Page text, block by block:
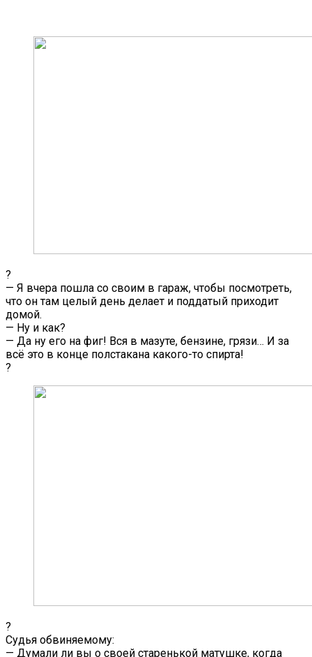
?
— Я вчера пошла со своим в гараж, чтобы посмотреть,
что он там целый день делает и поддатый приходит
домой.
— Ну и как?
— Да ну его на фиг! Вся в мазуте, бензине, грязи… И за
всё это в конце полстакана какого-то спирта!
?
?
Судья обвиняемому:
— Думали ли вы о своей старенькой матушке, когда